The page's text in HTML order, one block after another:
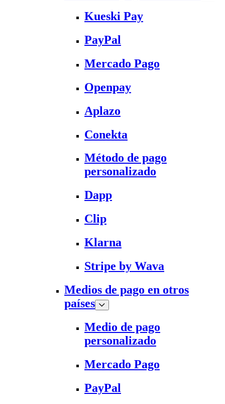
Kueski Pay
PayPal
Mercado Pago
Openpay
Aplazo
Conekta
Método de pago
personalizado
Dapp
Clip
Klarna
Stripe by Wava
Medios de pago en otros
países
Medio de pago
personalizado
Mercado Pago
PayPal